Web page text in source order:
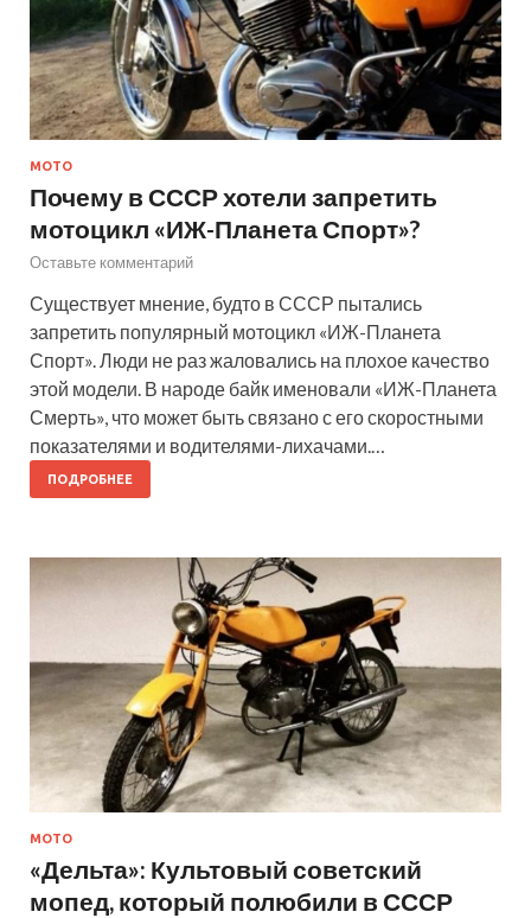
МОТО
Почему в СССР хотели запретить
мотоцикл «ИЖ-Планета Спорт»?
Оставьте комментарий
Существует мнение, будто в СССР пытались
запретить популярный мотоцикл «ИЖ-Планета
Спорт». Люди не раз жаловались на плохое качество
этой модели. В народе байк именовали «ИЖ-Планета
Смерть», что может быть связано с его скоростными
показателями и водителями-лихачами.…
ПОДРОБНЕЕ
МОТО
«Дельта»: Культовый советский
мопед, который полюбили в СССР